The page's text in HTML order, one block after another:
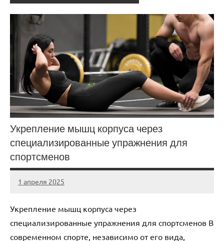
Укрепление мышц корпуса через
специализированные упражнения для
спортсменов
1 апреля 2025
biewerplanet
Нет
Укрепление мышц корпуса через
специализированные упражнения для спортсменов В
современном спорте, независимо от его вида,